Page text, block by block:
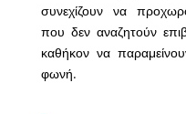
συνεχίζουν να
που δεν αναζητούν
καθήκον να
φωνή.